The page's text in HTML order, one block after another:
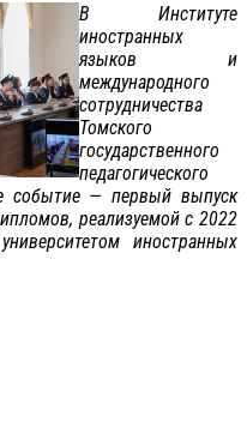
В Институте
иностранных
языков и
международного
сотрудничества
Томского
государственного
педагогического
событие — первый выпуск
реализуемой с 2022
иностранных